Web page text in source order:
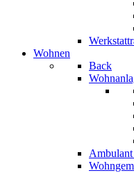
Wohnen
Back
Ambulant